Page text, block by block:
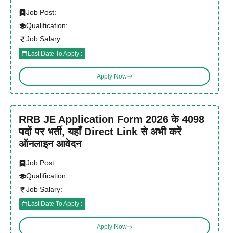
Job Post:
Qualification:
Job Salary:
Last Date To Apply :
Apply Now
RRB JE Application Form 2026 के 4098
पदों पर भर्ती, यहाँ Direct Link से अभी करें
ऑनलाइन आवेदन
Job Post:
Qualification:
Job Salary:
Last Date To Apply :
Apply Now